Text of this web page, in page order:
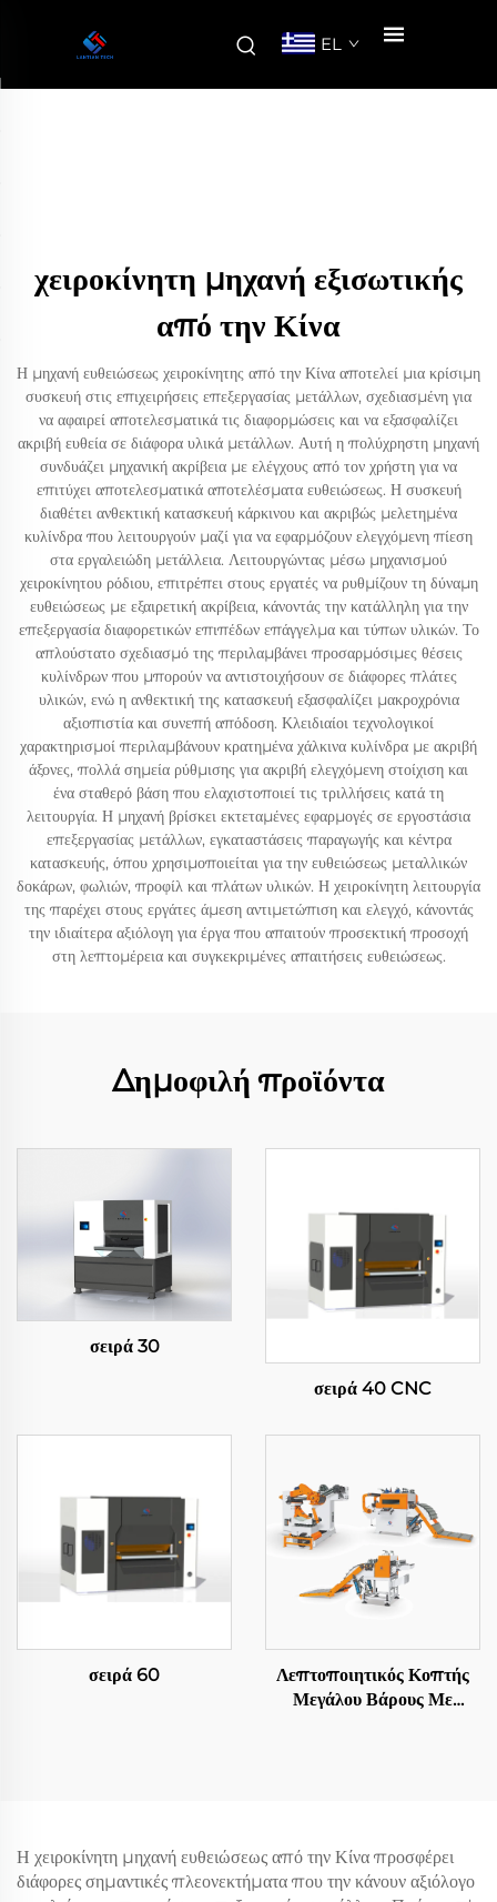
EL
χειροκίνητη μηχανή εξισωτικής
από την Κίνα
Η μηχανή ευθειώσεως χειροκίνητης από την Κίνα αποτελεί μια κρίσιμη
συσκευή στις επιχειρήσεις επεξεργασίας μετάλλων, σχεδιασμένη για
να αφαιρεί αποτελεσματικά τις διαφορμώσεις και να εξασφαλίζει
ακριβή ευθεία σε διάφορα υλικά μετάλλων. Αυτή η πολύχρηστη μηχανή
συνδυάζει μηχανική ακρίβεια με ελέγχους από τον χρήστη για να
επιτύχει αποτελεσματικά αποτελέσματα ευθειώσεως. Η συσκευή
διαθέτει ανθεκτική κατασκευή κάρκινου και ακριβώς μελετημένα
κυλίνδρα που λειτουργούν μαζί για να εφαρμόζουν ελεγχόμενη πίεση
στα εργαλειώδη μετάλλεια. Λειτουργώντας μέσω μηχανισμού
χειροκίνητου ρόδιου, επιτρέπει στους εργατές να ρυθμίζουν τη δύναμη
ευθειώσεως με εξαιρετική ακρίβεια, κάνοντάς την κατάλληλη για την
επεξεργασία διαφορετικών επιπέδων επάγγελμα και τύπων υλικών. Το
απλούστατο σχεδιασμό της περιλαμβάνει προσαρμόσιμες θέσεις
κυλίνδρων που μπορούν να αντιστοιχήσουν σε διάφορες πλάτες
υλικών, ενώ η ανθεκτική της κατασκευή εξασφαλίζει μακροχρόνια
αξιοπιστία και συνεπή απόδοση. Κλειδιαίοι τεχνολογικοί
χαρακτηρισμοί περιλαμβάνουν κρατημένα χάλκινα κυλίνδρα με ακριβή
άξονες, πολλά σημεία ρύθμισης για ακριβή ελεγχόμενη στοίχιση και
ένα σταθερό βάση που ελαχιστοποιεί τις τριλλήσεις κατά τη
λειτουργία. Η μηχανή βρίσκει εκτεταμένες εφαρμογές σε εργοστάσια
επεξεργασίας μετάλλων, εγκαταστάσεις παραγωγής και κέντρα
κατασκευής, όπου χρησιμοποιείται για την ευθειώσεως μεταλλικών
δοκάρων, φωλιών, προφίλ και πλάτων υλικών. Η χειροκίνητη λειτουργία
της παρέχει στους εργάτες άμεση αντιμετώπιση και ελεγχό, κάνοντάς
την ιδιαίτερα αξιόλογη για έργα που απαιτούν προσεκτική προσοχή
στη λεπτομέρεια και συγκεκριμένες απαιτήσεις ευθειώσεως.
Δημοφιλή προϊόντα
σειρά 30
σειρά 40 CNC
σειρά 60
Λεπτοποιητικός Κοπτής
Μεγάλου Βάρους Με
Η χειροκίνητη μηχανή ευθειώσεως από την Κίνα προσφέρει
διάφορες σημαντικές πλεονεκτήματα που την κάνουν αξιόλογο